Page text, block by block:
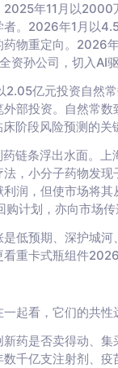
年11月以
者。2026年1月以
物重定向。2026
资孙公司，切入AI
亿元投资自然
部投资。自然常
阶段风险预测的关
链条浮出水面。
，小分子药物发
润，但使市场将
计划，亦向市场传
低预期、深护城
重卡式瓶组件
起看，它们的共性
药是否卖得动、
千亿支注射剂、